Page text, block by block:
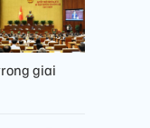
giai